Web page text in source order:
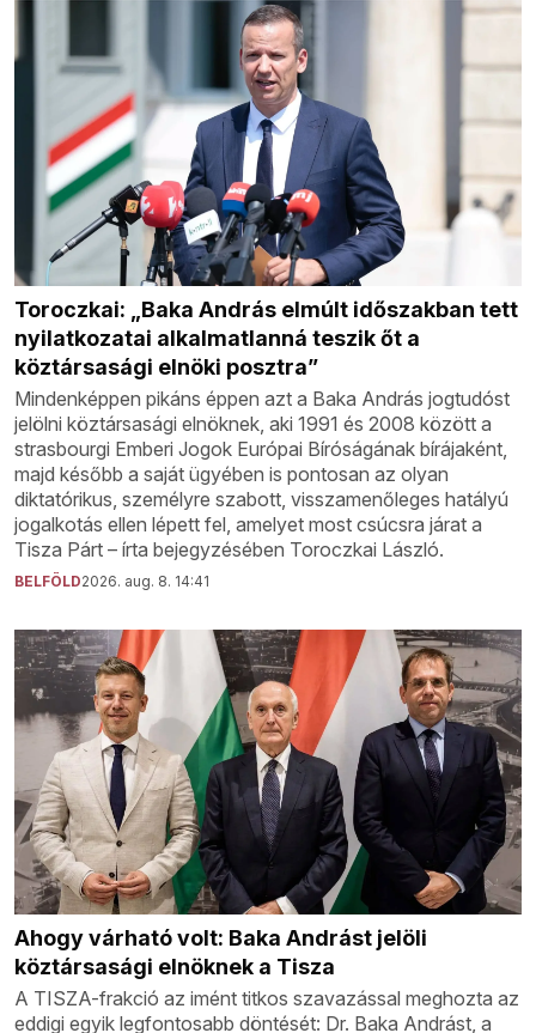
Toroczkai: „Baka András elmúlt időszakban tett
nyilatkozatai alkalmatlanná teszik őt a
köztársasági elnöki posztra”
Mindenképpen pikáns éppen azt a Baka András jogtudóst
jelölni köztársasági elnöknek, aki 1991 és 2008 között a
strasbourgi Emberi Jogok Európai Bíróságának bírájaként,
majd később a saját ügyében is pontosan az olyan
diktatórikus, személyre szabott, visszamenőleges hatályú
jogalkotás ellen lépett fel, amelyet most csúcsra járat a
Tisza Párt – írta bejegyzésében Toroczkai László.
BELFÖLD2026. aug. 8. 14:41
Ahogy várható volt: Baka Andrást jelöli
köztársasági elnöknek a Tisza
A TISZA-frakció az imént titkos szavazással meghozta az
eddigi egyik legfontosabb döntését: Dr. Baka Andrást, a